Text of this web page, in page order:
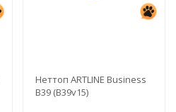
Неттоп ARTLINE Business
B39 (B39v15)